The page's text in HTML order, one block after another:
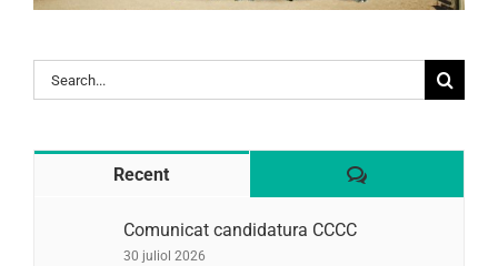
Search
for:
Recent Comentaris
Comunicat candidatura CCCC
30 juliol 2026